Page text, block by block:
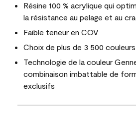
Résine 100 % acrylique qui
la résistance au pelage et au
Faible teneur en COV
Choix de plus de 3 500
Technologie de la couleur
combinaison imbattable de
exclusifs